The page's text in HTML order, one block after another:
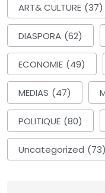
ART& CULTURE (37)
DIASPORA (62)
ECONOMIE (49)
MEDIAS (47)
POLITIQUE (80)
Uncategorized (73)